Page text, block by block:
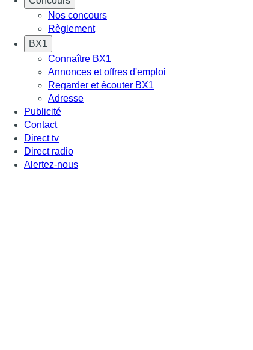
Nos concours
Règlement
BX1
Connaître BX1
Annonces et offres d'emploi
Regarder et écouter BX1
Adresse
Publicité
Contact
Direct tv
Direct radio
Alertez-nous